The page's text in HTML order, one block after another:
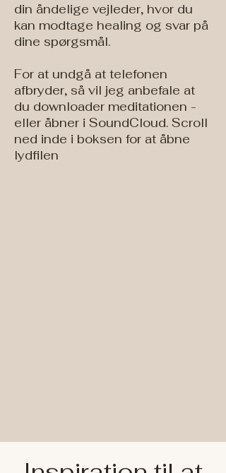
din åndelige vejleder, hvor du
kan modtage healing og svar på
dine spørgsmål.
For at undgå at telefonen
afbryder, så vil jeg anbefale at
du downloader meditationen -
eller åbner i SoundCloud. Scroll
ned inde i boksen for at åbne
lydfilen